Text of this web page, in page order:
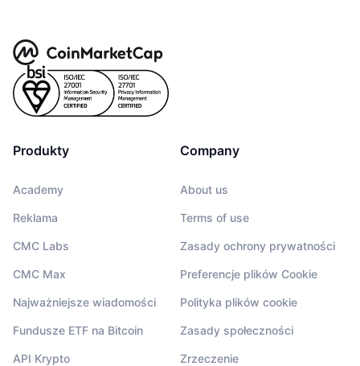
Produkty
Academy
Reklama
CMC Labs
CMC Max
Najważniejsze wiadomości
Fundusze ETF na Bitcoin
API Krypto
Company
About us
Terms of use
Zasady ochrony prywatności
Preferencje plików Cookie
Polityka plików cookie
Zasady społeczności
Zrzeczenie